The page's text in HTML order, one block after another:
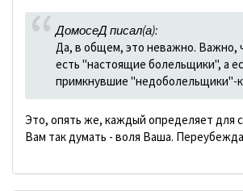
ДомосеД писал(а):
Да, в общем, это неважно. Важно,
есть "настоящие болельщики", а
примкнувшие "недоболельщики"-
Это, опять же, каждый определяет для
Вам так думать - воля Ваша.